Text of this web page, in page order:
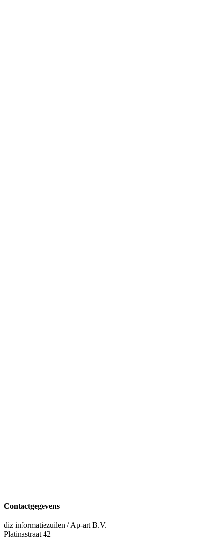
Contactgegevens
diz informatiezuilen / Ap-art B.V.
Platinastraat 42